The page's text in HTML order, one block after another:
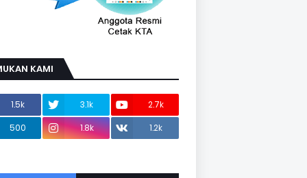
KAMI
1.5k 3.1k
2.7k
500
1.8k 1.2k